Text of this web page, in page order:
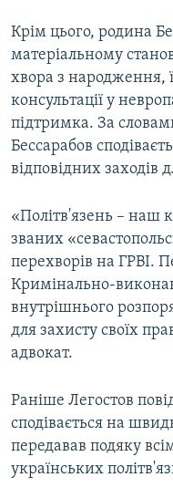
Крім цього, родина
матеріальному
хвора з народження,
консультації у
підтримка. За
Бессарабов
відповідних заходів
«Політв'язень – наш
званих
перехворів на ГРВІ.
Кримінально-
внутрішнього
для захисту своїх
адвокат.
Раніше Легостов
сподівається на
передавав подяку
українських